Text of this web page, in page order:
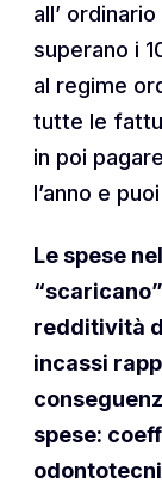
all’
superano i
al regime
tutte le
in poi
l’anno e
Le spese
redditività
incassi
spese: